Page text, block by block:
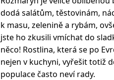
dodá salátům, těstovinám,
k masu, zelenině a rybám,
jste ho zkusili vmíchat do
něco! Rostlina, která se po
nejen v kuchyni, vyřešit totiž
populace často neví rady.